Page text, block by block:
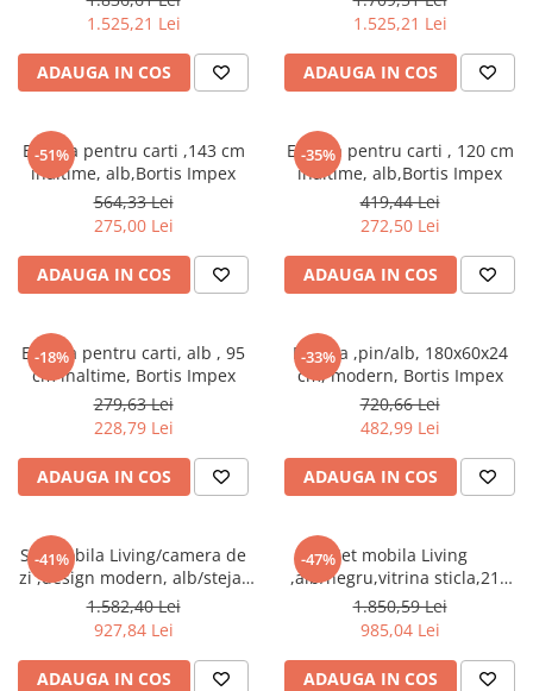
1.525,21 Lei
ADAUGA IN COS
1.525,21 Lei
ADAUGA IN COS
-51%
Etajera pentru carti ,143 cm
inaltime, alb,Bortis Impex
564,33 Lei
275,00 Lei
ADAUGA IN COS
-35%
Etajera pentru carti , 120 cm
inaltime, alb,Bortis Impex
419,44 Lei
272,50 Lei
ADAUGA IN COS
-18%
Etajera pentru carti, alb , 95
cm inaltime, Bortis Impex
279,63 Lei
228,79 Lei
ADAUGA IN COS
-33%
Etajera ,pin/alb, 180x60x24
cm, modern, Bortis Impex
720,66 Lei
482,99 Lei
ADAUGA IN COS
-41%
Set mobila Living/camera de
zi ,design modern, alb/stejar
auriu ,175 cm lungime,vitrina
sticla, Bortis
1.582,40 Lei
927,84 Lei
ADAUGA IN COS
-47%Set mobila Living
,alb/negru,vitrina sticla,210
cm lungime ,Bortis Impex
1.850,59 Lei
985,04 Lei
ADAUGA IN COS